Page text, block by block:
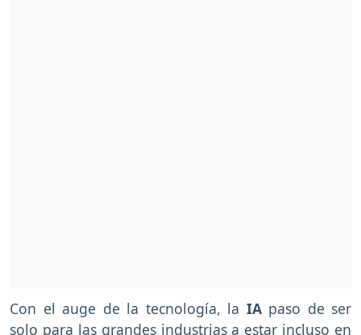
Con el auge de la tecnología, la IApaso de ser
solo para las grandes industrias a estar incluso en